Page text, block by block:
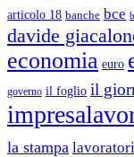
articolo 18 banche bce
davide
economia euro
governo il foglio il
la stampa lavoratori